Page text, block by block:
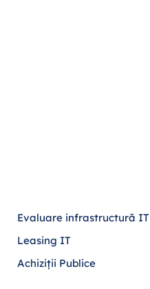
Evaluare infrastructură IT
Leasing IT
Achiziții Publice